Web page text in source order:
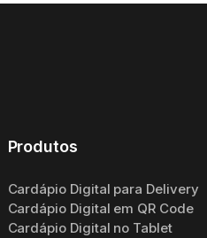
Produtos
Cardápio Digital para Delivery
Cardápio Digital em QR Code
Cardápio Digital no Tablet